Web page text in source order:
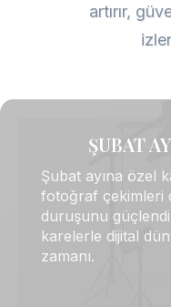
artırır,
ŞUBAT
Şubat ayına özel
fotoğraf çekimleri
duruşunu
karelerle dijital
zamanı.